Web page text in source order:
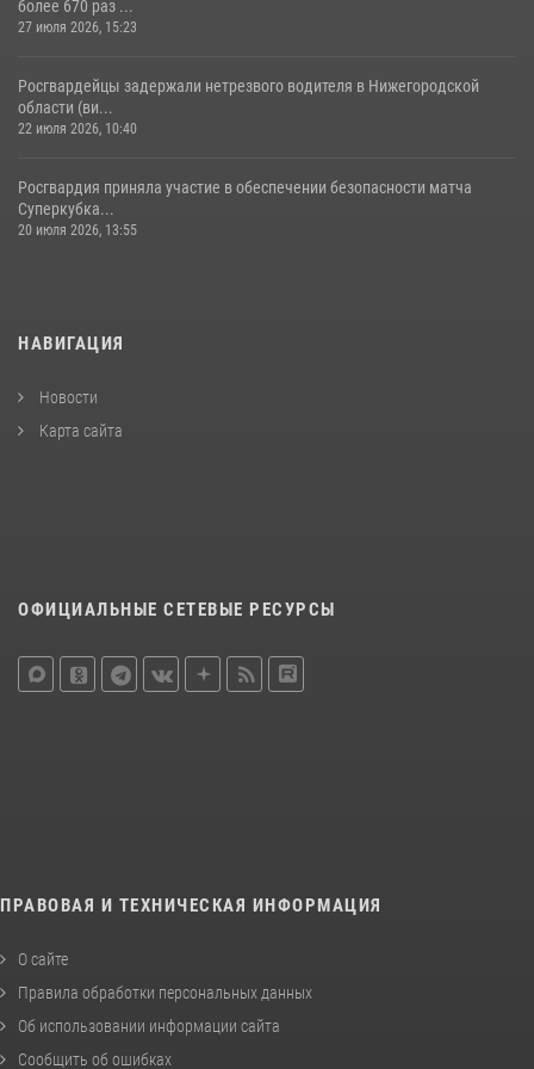
более 670 раз ...
27 июля 2026, 15:23
Росгвардейцы задержали нетрезвого водителя в Нижегородской
области (ви...
22 июля 2026, 10:40
Росгвардия приняла участие в обеспечении безопасности матча
Суперкубка...
20 июля 2026, 13:55
НАВИГАЦИЯ
Новости
Карта сайта
ОФИЦИАЛЬНЫЕ СЕТЕВЫЕ РЕСУРСЫ
ПРАВОВАЯ И ТЕХНИЧЕСКАЯ ИНФОРМАЦИЯ
О сайте
Правила обработки персональных данных
Об использовании информации сайта
Сообщить об ошибках